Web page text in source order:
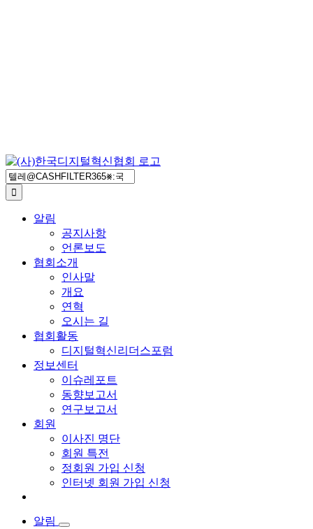
검
색
...
알림
공지사항
언론보도
협회소개
인사말
개요
연혁
오시는 길
협회활동
디지털혁신리더스포럼
정보센터
이슈레포트
동향보고서
연구보고서
회원
이사진 명단
회원 특전
정회원 가입 신청
인터넷 회원 가입 신청
알림